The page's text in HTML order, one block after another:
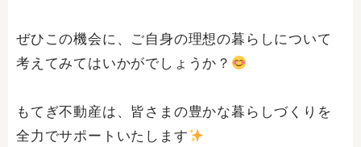
ぜひこの機会に、ご自身の理想の暮らしについて
考えてみてはいかがでしょうか？
もてぎ不動産は、皆さまの豊かな暮らしづくりを
全力でサポートいたします